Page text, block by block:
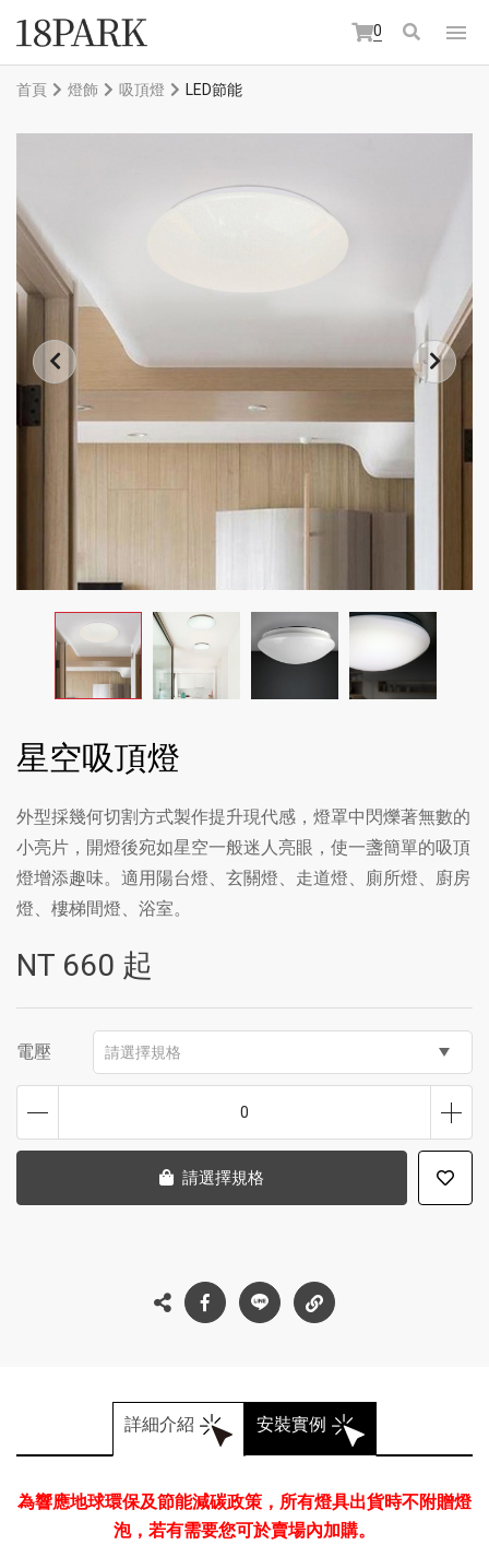
0
首頁 燈飾 吸頂燈 LED節能
星空吸頂燈
外型採幾何切割方式製作提升現代感，燈罩中閃爍著無數的
小亮片，開燈後宛如星空一般迷人亮眼，使一盞簡單的吸頂
燈增添趣味。適用陽台燈、玄關燈、走道燈、廁所燈、廚房
燈、樓梯間燈、浴室。
NT 660 起
電壓 請選擇規格
0
請選擇規格
詳細介紹 安裝實例
為響應地球環保及節能減碳政策，所有燈具出貨時不附贈燈
泡，若有需要您可於賣場內加購。